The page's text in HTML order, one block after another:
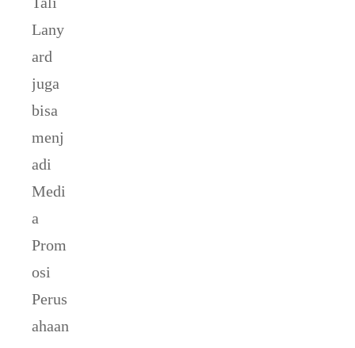
Lany
ard
juga
bisa
menj
adi
Medi
a
Prom
osi
Perus
ahaan